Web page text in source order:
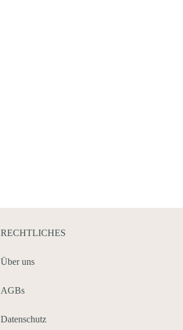
RECHTLICHES
Über uns
AGBs
Datenschutz